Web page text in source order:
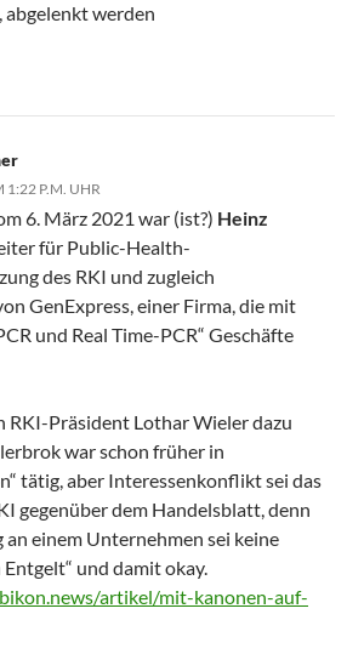
werden
1:22 P.M. UHR
6. März 2021 war (ist?) Heinz
für Public-Health-
des RKI und zugleich
GenExpress, einer Firma, die mit
und Real Time-PCR“ Geschäfte
RKI-Präsident Lothar Wieler dazu
war schon früher in
tätig, aber Interessenkonflikt sei das
gegenüber dem Handelsblatt, denn
an einem Unternehmen sei keine
Entgelt“ und damit okay.
artikel/mit-kanonen-auf-